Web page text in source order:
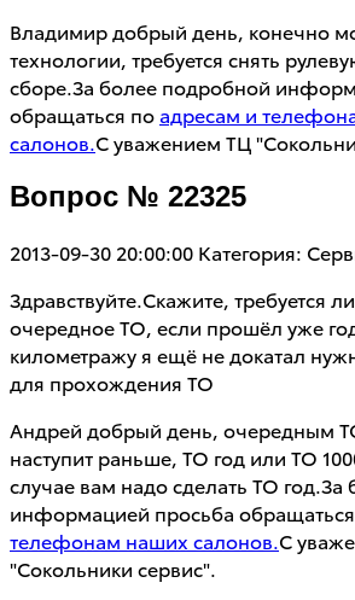
Владимир добрый день, конечно
технологии, требуется снять
сборе.За более подробной
обращаться по адресам и
салонов.С уважением ТЦ
Вопрос № 22325
2013-09-30 20:00:00 Категория:
Здравствуйте.Скажите, требуется
очередное ТО, если прошёл уже
километражу я ещё не докатал
для прохождения ТО
Андрей добрый день, очередным
наступит раньше, ТО год или ТО
случае вам надо сделать ТО
информацией просьба
телефонам наших салонов.С
"Сокольники сервис".